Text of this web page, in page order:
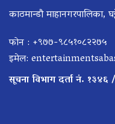
काठमान्डौ माहानगरपालिका,
फोन : +९७७-९८५१०८२२७५
इमेल:
सूचना विभाग दर्ता नं.